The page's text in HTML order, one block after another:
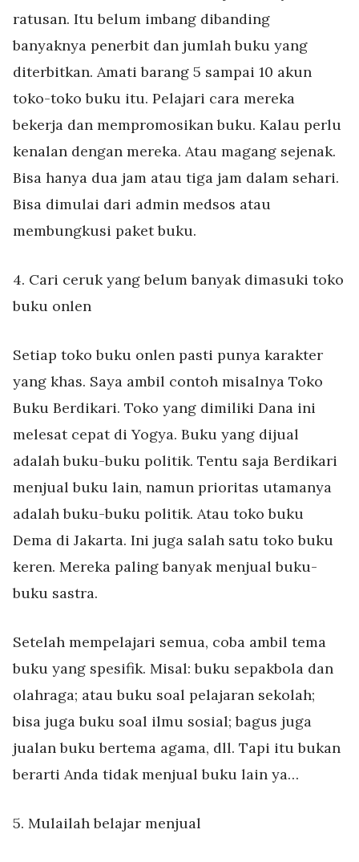
ratusan. Itu belum imbang dibanding
banyaknya penerbit dan jumlah buku yang
diterbitkan. Amati barang 5 sampai 10 akun
toko-toko buku itu. Pelajari cara mereka
bekerja dan mempromosikan buku. Kalau perlu
kenalan dengan mereka. Atau magang sejenak.
Bisa hanya dua jam atau tiga jam dalam sehari.
Bisa dimulai dari admin medsos atau
membungkusi paket buku.
4. Cari ceruk yang belum banyak dimasuki toko
buku onlen
Setiap toko buku onlen pasti punya karakter
yang khas. Saya ambil contoh misalnya Toko
Buku Berdikari. Toko yang dimiliki Dana ini
melesat cepat di Yogya. Buku yang dijual
adalah buku-buku politik. Tentu saja Berdikari
menjual buku lain, namun prioritas utamanya
adalah buku-buku politik. Atau toko buku
Dema di Jakarta. Ini juga salah satu toko buku
keren. Mereka paling banyak menjual buku-
buku sastra.
Setelah mempelajari semua, coba ambil tema
buku yang spesifik. Misal: buku sepakbola dan
olahraga; atau buku soal pelajaran sekolah;
bisa juga buku soal ilmu sosial; bagus juga
jualan buku bertema agama, dll. Tapi itu bukan
berarti Anda tidak menjual buku lain ya…
5. Mulailah belajar menjual